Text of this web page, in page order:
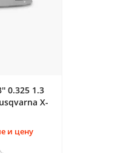
0.325 1.3
X-
и цену